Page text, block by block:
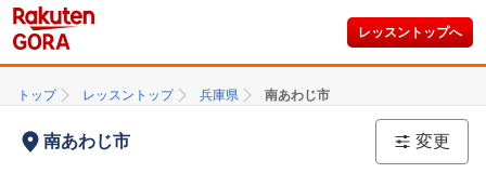
レッスントップへ
トップ レッスントップ 兵庫県 南あわじ市
南あわじ市 変更